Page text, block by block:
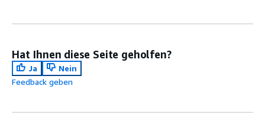
Hat Ihnen diese Seite geholfen?
Ja
Nein
Feedback geben